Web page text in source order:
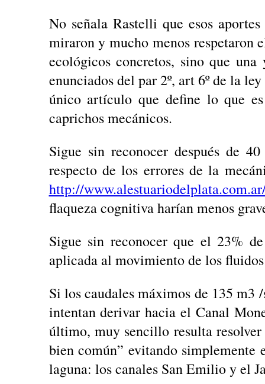
No señala Rastelli que esos
miraron y mucho menos respetaron
ecológicos concretos, sino que
enunciados del par 2º, art 6º de la
único artículo que define lo que
caprichos mecánicos.
Sigue sin reconocer después de
respecto de los errores de la
http://
flaqueza cognitiva harían menos
Sigue sin reconocer que el 23%
aplicada al movimiento de los
Si los caudales máximos de 135 m3
intentan derivar hacia el Canal
último, muy sencillo resulta
bien común” evitando simplemente
laguna: los canales San Emilio y el